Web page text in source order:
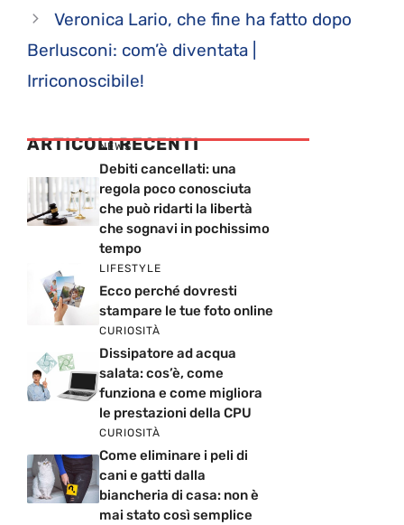
Veronica Lario, che fine ha fatto dopo
Berlusconi: com’è diventata |
Irriconoscibile!
ARTICOLI RECENTI
NEWS
Debiti cancellati: una
regola poco conosciuta
che può ridarti la libertà
che sognavi in pochissimo
tempo
LIFESTYLE
Ecco perché dovresti
stampare le tue foto online
CURIOSITÀ
Dissipatore ad acqua
salata: cos’è, come
funziona e come migliora
le prestazioni della CPU
CURIOSITÀ
Come eliminare i peli di
cani e gatti dalla
biancheria di casa: non è
mai stato così semplice